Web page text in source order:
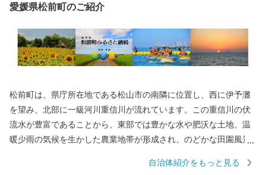
愛媛県松前町のご紹介
松前町は、県庁所在地である松山市の南隣に位置し、西に伊予灘
を望み、北部に一級河川重信川が流れています。この重信川の伏
流水が豊富であることから、東部では豊かな水や肥沃な土地、温
暖少雨の気候を生かした農業地帯が形成され、のどかな田園風景
た、松山空港や高速道路のインターチェンジなど主要交通拠点に
自治体紹介をもっと見る